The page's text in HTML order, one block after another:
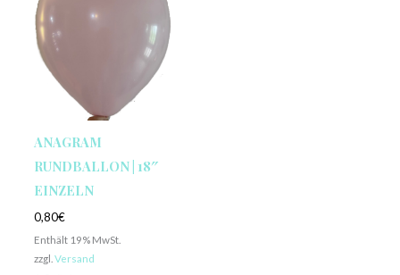
ANAGRAM
RUNDBALLON | 18″
EINZELN
0,80€
Enthält 19% MwSt.
zzgl. Versand